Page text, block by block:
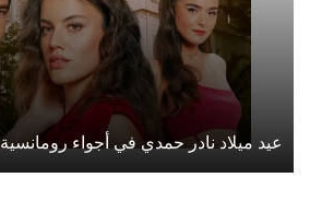
عيد ميلاد نادر حمدي في أجواء رومانسية